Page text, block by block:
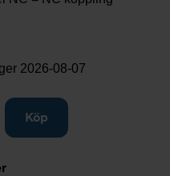
2026-08-07
tillKöp